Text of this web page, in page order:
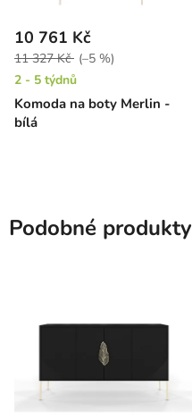
Komoda na boty Merlin -
bílá
10 761 Kč
11 327 Kč (–5 %)
2 - 5 týdnů
Podobné produkty